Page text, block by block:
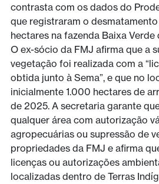
contrasta com os dados do
que registraram o
hectares na fazenda Baixa
O ex-sócio da FMJ afirma que a
vegetação foi realizada com a
obtida junto à Sema”, e que no
inicialmente 1.000 hectares de
de 2025. A secretaria garante
qualquer área com autorização
agropecuárias ou supressão de
propriedades da FMJ e afirma
licenças ou autorizações
localizadas dentro de Terras